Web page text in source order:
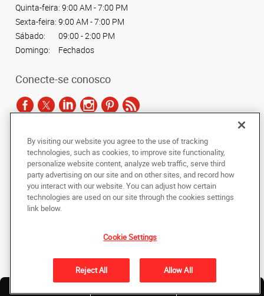
Quinta-feira: 9:00 AM - 7:00 PM
Sexta-feira: 9:00 AM - 7:00 PM
Sábado:
09:00 - 2:00 PM
Domingo:
Fechados
Conecte-se conosco
Copyright © 2024 AlphaGraphics Printshops do Brasil. Todos os direitos
reservados.
De volta ao topo
De acordo com as leis de direitos autorais, esta documentação não pode ser
copiada, fotocopiada, reproduzida, traduzida ou reduzida a qualquer meio
eletrônico ou forma legível por máquina, no todo ou em parte, sem o
consentimento prévio por escrito da AlphaGraphics Brasil.
By visiting our website you agree to the use of tracking
technologies, such as cookies, to improve site functionality,
personalize website content, analyze web traffic, serve third
party advertising on our site and on other sites, and record how
you interact with our website. You can adjust how certain
technologies are used on our site through the cookies settings
link below.
Cookie Settings
Reject All Allow All